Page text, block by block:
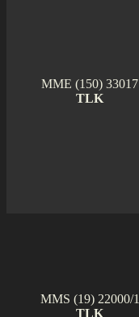
MME (150) 33017
TLK
MMS (19) 22000/1
TLK